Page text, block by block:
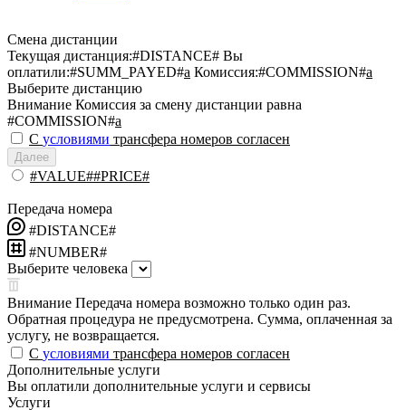
Смена дистанции
Текущая дистанция:#DISTANCE# Вы
оплатили:#SUMM_PAYED#a Комиссия:#COMMISSION#a
Выберите дистанцию
Внимание Комиссия за смену дистанции равна
#COMMISSION#a
С условиями трансфера номеров согласен
Далее
#VALUE##PRICE#
Передача номера
#DISTANCE#
#NUMBER#
Выберите человека
Внимание Передача номера возможно только один раз.
Обратная процедура не предусмотрена. Сумма, оплаченная за
услугу, не возвращается.
С условиями трансфера номеров согласен
Дополнительные услуги
Вы оплатили дополнительные услуги и сервисы
Услуги